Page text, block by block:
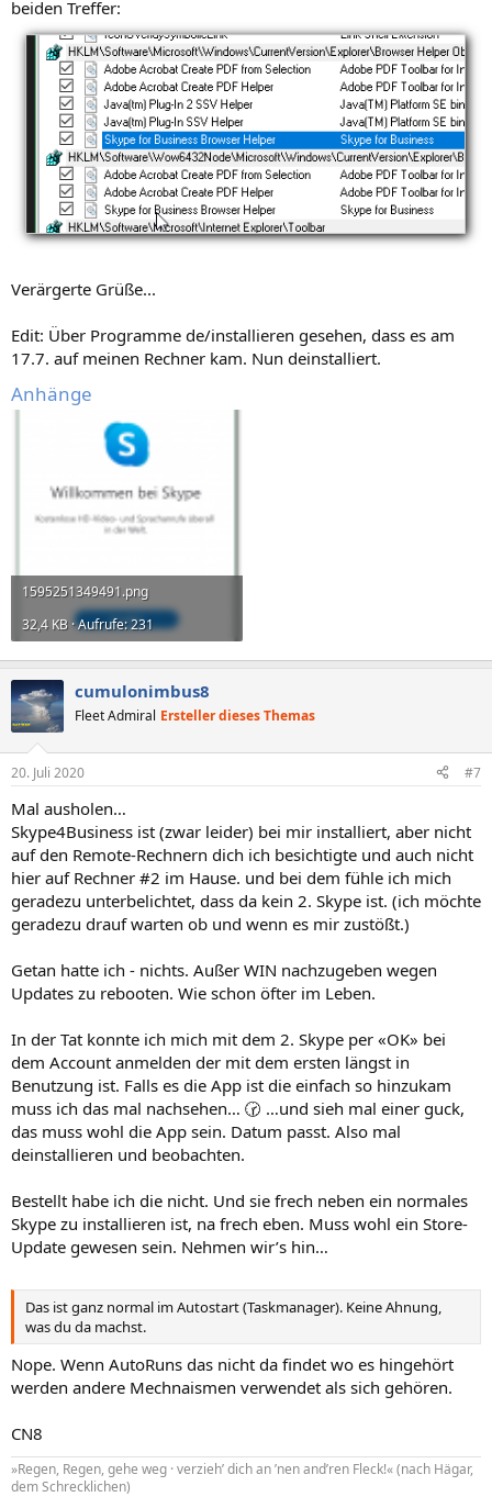
beiden Treffer:
Verärgerte Grüße...
Edit: Über Programme de/installieren gesehen, dass es am
17.7. auf meinen Rechner kam. Nun deinstalliert.
Anhänge
1595251349491.png
32,4 KB · Aufrufe: 231
cumulonimbus8
Fleet Admiral Ersteller dieses Themas
20. Juli 2020 #7
Mal ausholen…
Skype4Business ist (zwar leider) bei mir installiert, aber nicht
auf den Remote-Rechnern dich ich besichtigte und auch nicht
hier auf Rechner #2 im Hause. und bei dem fühle ich mich
geradezu unterbelichtet, dass da kein 2. Skype ist. (ich möchte
geradezu drauf warten ob und wenn es mir zustößt.)
Getan hatte ich - nichts. Außer WIN nachzugeben wegen
Updates zu rebooten. Wie schon öfter im Leben.
In der Tat konnte ich mich mit dem 2. Skype per «OK» bei
dem Account anmelden der mit dem ersten längst in
Benutzung ist. Falls es die App ist die einfach so hinzukam
muss ich das mal nachsehen… 🕝 …und sieh mal einer guck,
das muss wohl die App sein. Datum passt. Also mal
deinstallieren und beobachten.
Bestellt habe ich die nicht. Und sie frech neben ein normales
Skype zu installieren ist, na frech eben. Muss wohl ein Store-
Update gewesen sein. Nehmen wir’s hin…
Das ist ganz normal im Autostart (Taskmanager). Keine Ahnung,
was du da machst.
Nope. Wenn AutoRuns das nicht da findet wo es hingehört
werden andere Mechnaismen verwendet als sich gehören.
CN8
»Regen, Regen, gehe weg · verzieh’ dich an ’nen and’ren Fleck!« (nach Hägar,
dem Schrecklichen)